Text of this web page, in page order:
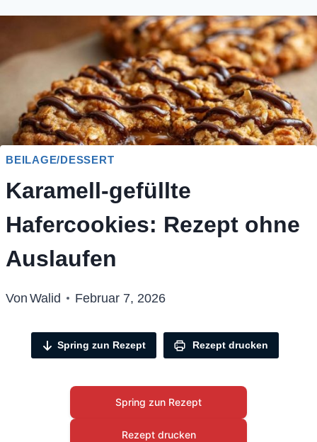
BEILAGE/DESSERT
Karamell-gefüllte
Hafercookies: Rezept ohne
Auslaufen
Von Walid Februar 7, 2026
Spring zun Rezept Rezept drucken
Spring zun Rezept
Rezept drucken